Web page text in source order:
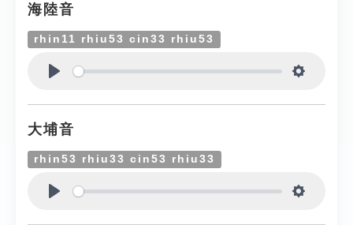
海陸音
rhin11 rhiu53 cin33 rhiu53
大埔音
rhin53 rhiu33 cin53 rhiu33